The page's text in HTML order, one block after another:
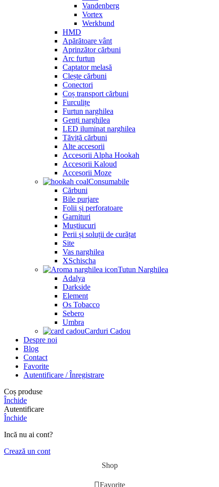
Vandenberg
Vortex
Werkbund
HMD
Apărătoare vânt
Aprinzător cărbuni
Arc furtun
Captator melasă
Clește cărbuni
Conectori
Coș transport cărbuni
Furculițe
Furtun narghilea
Genți narghilea
LED iluminat narghilea
Tăviță cărbuni
Alte accesorii
Accesorii Alpha Hookah
Accesorii Kaloud
Accesorii Moze
Consumabile
Cărbuni
Bile purjare
Folii și perforatoare
Garnituri
Muștiucuri
Perii și soluții de curățat
Site
Vas narghilea
XSchischa
Tutun Narghilea
Adalya
Darkside
Element
Os Tobacco
Sebero
Umbra
Carduri Cadou
Despre noi
Blog
Contact
Favorite
Autentificare / Înregistrare
Coș produse
Închide
Autentificare
Închide
Incă nu ai cont?
Crează un cont
Shop
Favorite